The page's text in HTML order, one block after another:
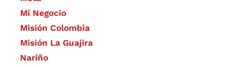
Mi Negocio
Misión Colombia
Misión La Guajira
Nariño